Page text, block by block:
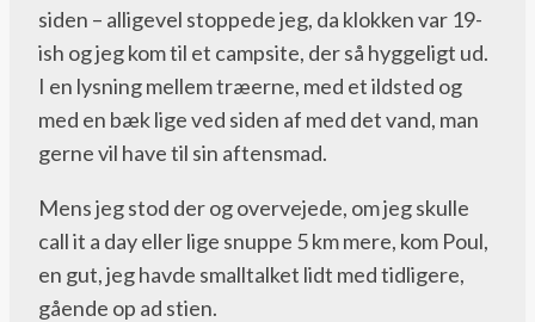
siden – alligevel stoppede jeg, da klokken var 19-
ish og jeg kom til et campsite, der så hyggeligt ud.
I en lysning mellem træerne, med et ildsted og
med en bæk lige ved siden af med det vand, man
gerne vil have til sin aftensmad.
Mens jeg stod der og overvejede, om jeg skulle
call it a day eller lige snuppe 5 km mere, kom Poul,
en gut, jeg havde smalltalket lidt med tidligere,
gående op ad stien.